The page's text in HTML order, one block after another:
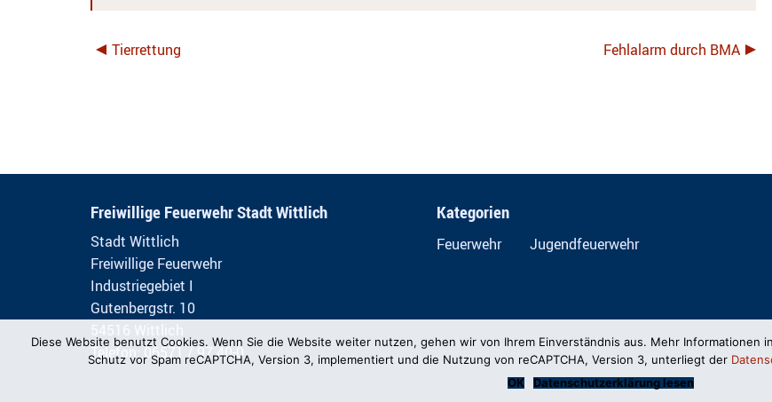
Tierrettung Fehlalarm durch BMA
Freiwillige Feuerwehr Stadt Wittlich
Stadt Wittlich
Freiwillige Feuerwehr
Industriegebiet I
Gutenbergstr. 10
Telefon: 06571 / 97 40-0
Kategorien
Feuerwehr Jugendfeuerwehr
Diese Website benutzt Cookies. Wenn Sie die Website weiter nutzen, gehen wir von Ihrem Einverständnis aus. Mehr Informationen
Schutz vor Spam reCAPTCHA, Version 3, implementiert und die Nutzung von reCAPTCHA, Version 3, unterliegt der
OK
Datenschutzerklärung lesen